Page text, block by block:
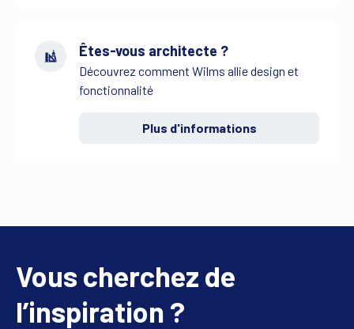
Êtes-vous architecte ?
Découvrez comment Wilms allie design et
fonctionnalité
Plus d'informations
Vous cherchez de
l’inspiration ?